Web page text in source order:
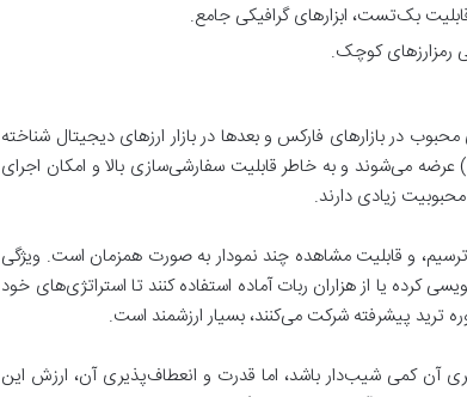
بک‌تست، ابزارهای گرافیکی جامع.
رمزارزهای کوچک.
و قدرتمندی هستند که از سال ۲۰۰۵ میلادی به عنوان ابزاری محبوب در بازارهای فارکس و بعدها در بازار ارزهای دیجیتال شناخته
می‌شوند و به خاطر قابلیت سفارشی‌سازی بالا و امکان اجرای
ترسیم، و قابلیت مشاهده چند نمودار به صورت همزمان است. ویژگی
کرده یا از هزاران ربات آماده استفاده کنند تا استراتژی‌های خود
آن کمی شیب‌دار باشد، اما قدرت و انعطاف‌پذیری آن، ارزش این